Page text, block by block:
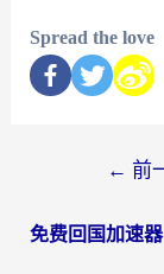
Spread the love
← 前
免费回国加速器